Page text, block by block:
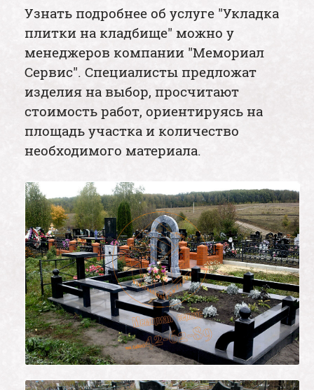
Узнать подробнее об услуге "Укладка
плитки на кладбище" можно у
менеджеров компании "Мемориал
Сервис". Специалисты предложат
изделия на выбор, просчитают
стоимость работ, ориентируясь на
площадь участка и количество
необходимого материала.